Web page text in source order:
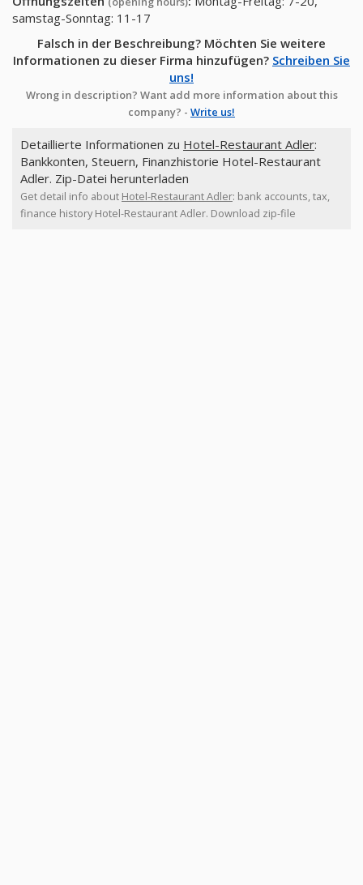
samstag-Sonntag: 11-17
Falsch in der Beschreibung? Möchten Sie weitere
Informationen zu dieser Firma hinzufügen? Schreiben Sie
uns!
Wrong in description? Want add more information about this
company? - Write us!
Detaillierte Informationen zu Hotel-Restaurant Adler:
Bankkonten, Steuern, Finanzhistorie Hotel-Restaurant
Adler. Zip-Datei herunterladen
Get detail info about Hotel-Restaurant Adler: bank accounts, tax,
finance history Hotel-Restaurant Adler. Download zip-file